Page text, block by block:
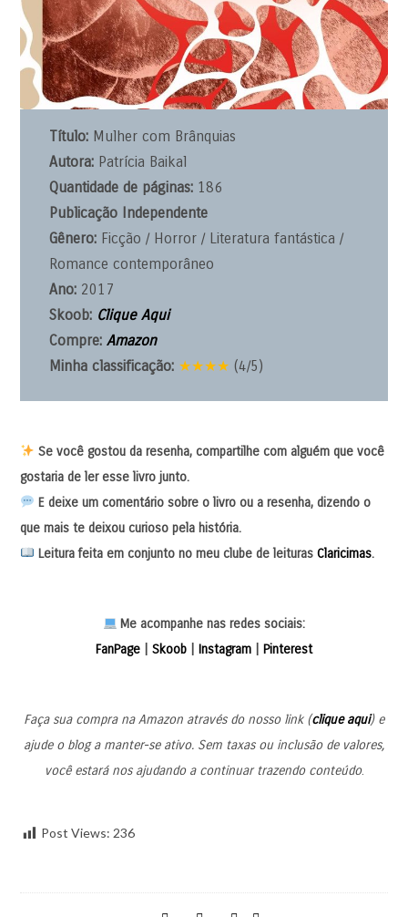
Título: Mulher com Brânquias
Autora: Patrícia Baikal
Quantidade de páginas: 186
Publicação Independente
Gênero: Ficção / Horror / Literatura fantástica /
Romance contemporâneo
Ano: 2017
Skoob: Clique Aqui
Compre: Amazon
Minha classificação: ★★★★ (4/5)
Se você gostou da resenha, compartilhe com alguém que você
gostaria de ler esse livro junto.
E deixe um comentário sobre o livro ou a resenha, dizendo o
que mais te deixou curioso pela história.
Leitura feita em conjunto no meu clube de leituras Claricimas.
Me acompanhe nas redes sociais:
FanPage
Skoob Instagram Pinterest
Faça sua compra na Amazon através do nosso link (clique aqui) e
ajude o blog a manter-se ativo. Sem taxas ou inclusão de valores,
você estará nos ajudando a continuar trazendo conteúdo.
Post Views: 236